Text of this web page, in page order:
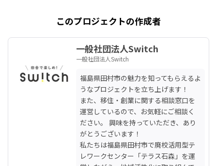
このプロジェクトの作成者
一般社団法人Switch
一般社団法人Switch
福島県田村市の魅力を知ってもらえるよ
うなプロジェクトを立ち上げます！
また、移住・創業に関する相談窓口を
運営しているので、お気軽にご相談く
ださい。 興味を持っていただき、あり
がとうございます！
私たちは福島県田村市で廃校活用型テ
レワークセンター「テラス石森」を運